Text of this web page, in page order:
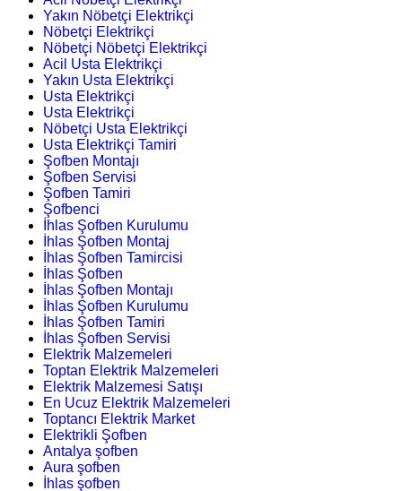
Yakın Nöbetçi Elektrikçi
Nöbetçi Elektrikçi
Nöbetçi Nöbetçi Elektrikçi
Acil Usta Elektrikçi
Yakın Usta Elektrikçi
Usta Elektrikçi
Usta Elektrikçi
Nöbetçi Usta Elektrikçi
Usta Elektrikçi Tamiri
Şofben Montajı
Şofben Servisi
Şofben Tamiri
Şofbenci
İhlas Şofben Kurulumu
İhlas Şofben Montaj
İhlas Şofben Tamircisi
İhlas Şofben
İhlas Şofben Montajı
İhlas Şofben Kurulumu
İhlas Şofben Tamiri
İhlas Şofben Servisi
Elektrik Malzemeleri
Toptan Elektrik Malzemeleri
Elektrik Malzemesi Satışı
En Ucuz Elektrik Malzemeleri
Toptancı Elektrik Market
Elektrikli Şofben
Antalya şofben
Aura şofben
İhlas şofben